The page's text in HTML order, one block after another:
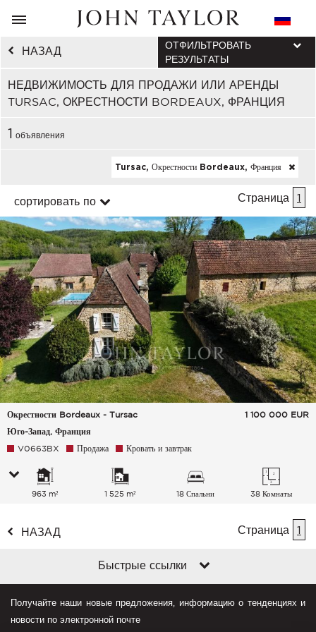
НАЗАД
НЕДВИЖИМОСТЬ ДЛЯ ПРОДАЖИ ИЛИ АРЕНДЫ
TURSAC, ОКРЕСТНОСТИ BORDEAUX, ФРАНЦИЯ
ОТФИЛЬТРОВАТЬ
РЕЗУЛЬТАТЫ
1 объявления
Tursac, Окрестности Bordeaux, Франция
сортировать по Страница 1
Окрестности Bordeaux - Tursac
Юго-Запад, Франция
1 100 000 EUR
V0663BX Продажа Кровать и завтрак
963 m² 1 525 m² 18 Спальни 38 Комнаты
НАЗАД Страница 1
Быстрые ссылки
Получайте наши новые предложения, информацию о тенденциях и
новости по электронной почте